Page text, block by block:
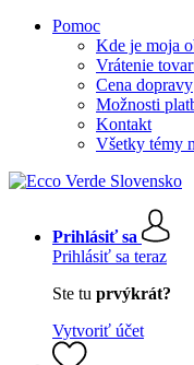
Pomoc
Kde je moja
Vrátenie
Cena dopravy
Možnosti
Kontakt
Všetky témy
Prihlásiť sa
Prihlásiť sa teraz
Ste tu prvýkrát?
Vytvoriť účet